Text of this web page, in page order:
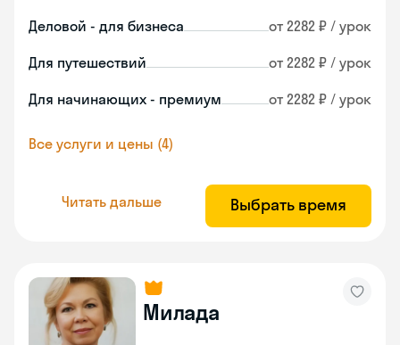
Деловой - для бизнеса от 2282 ₽ / урок
Для путешествий от 2282 ₽ / урок
Для начинающих - премиум от 2282 ₽ / урок
Все услуги и цены (4)
Читать дальше Выбрать время
Милада